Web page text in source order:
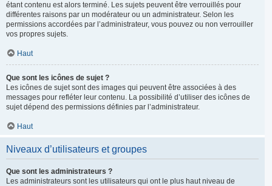
étant contenu est alors terminé. Les sujets peuvent être verrouillés pour
différentes raisons par un modérateur ou un administrateur. Selon les
permissions accordées par l’administrateur, vous pouvez ou non verrouiller
vos propres sujets.
Haut
Que sont les icônes de sujet ?
Les icônes de sujet sont des images qui peuvent être associées à des
messages pour refléter leur contenu. La possibilité d’utiliser des icônes de
sujet dépend des permissions définies par l’administrateur.
Haut
Niveaux d’utilisateurs et groupes
Que sont les administrateurs ?
Les administrateurs sont les utilisateurs qui ont le plus haut niveau de